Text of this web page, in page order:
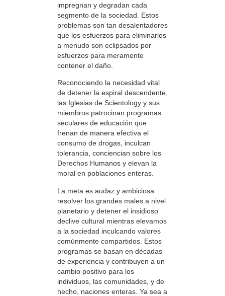
impregnan y degradan cada
segmento de la sociedad. Estos
problemas son tan desalentadores
que los esfuerzos para eliminarlos
a menudo son eclipsados por
esfuerzos para meramente
contener el daño.
Reconociendo la necesidad vital
de detener la espiral descendente,
las Iglesias de Scientology y sus
miembros patrocinan programas
seculares de educación que
frenan de manera efectiva el
consumo de drogas, inculcan
tolerancia, conciencian sobre los
Derechos Humanos y elevan la
moral en poblaciones enteras.
La meta es audaz y ambiciosa:
resolver los grandes males a nivel
planetario y detener el insidioso
declive cultural mientras elevamos
a la sociedad inculcando valores
comúnmente compartidos. Estos
programas se basan en décadas
de experiencia y contribuyen a un
cambio positivo para los
individuos, las comunidades, y de
hecho, naciones enteras. Ya sea a